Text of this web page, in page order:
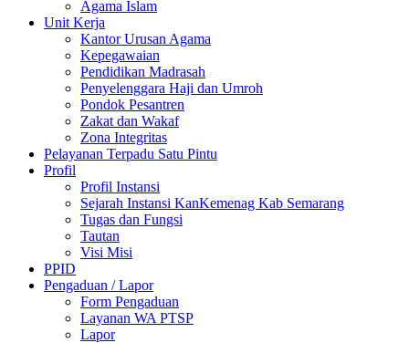
Agama Islam
Unit Kerja
Kantor Urusan Agama
Kepegawaian
Pendidikan Madrasah
Penyelenggara Haji dan Umroh
Pondok Pesantren
Zakat dan Wakaf
Zona Integritas
Pelayanan Terpadu Satu Pintu
Profil
Profil Instansi
Sejarah Instansi KanKemenag Kab Semarang
Tugas dan Fungsi
Tautan
Visi Misi
PPID
Pengaduan / Lapor
Form Pengaduan
Layanan WA PTSP
Lapor